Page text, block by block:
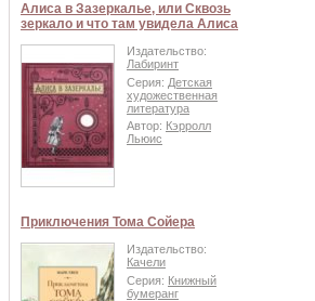
Алиса в Зазеркалье, или Сквозь
зеркало и что там увидела Алиса
Издательство:
Лабиринт
Серия: Детская
художественная
литература
Автор: Кэрролл
Льюис
Приключения Тома Сойера
Издательство:
Качели
Серия: Книжный
бумеранг